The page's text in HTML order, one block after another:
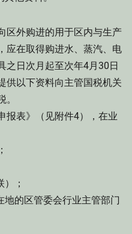
外购进的用于区内与生产
应在取得购进水、蒸汽、电
之日次月起至次年4月30日
供以下资料向主管国税机关
表》（见附件4），在业
；
的区管委会行业主管部门